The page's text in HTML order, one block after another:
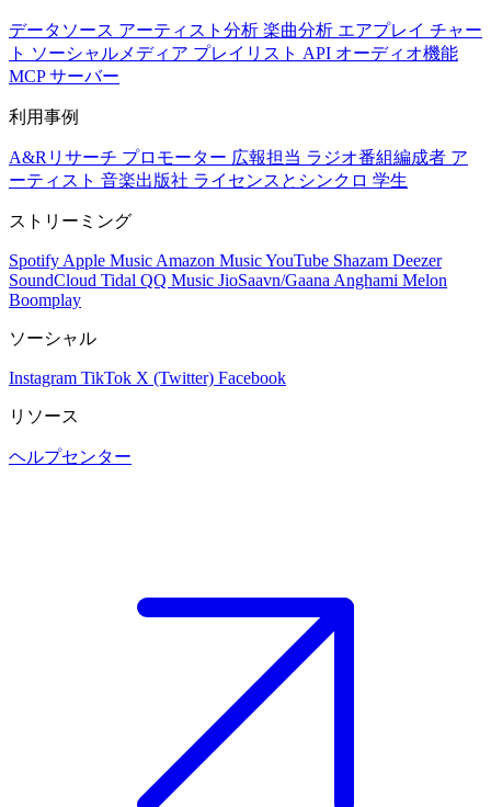
データソース アーティスト分析 楽曲分析 エアプレイ チャー
ト ソーシャルメディア プレイリスト API オーディオ機能
MCP サーバー
利用事例
A&Rリサーチ プロモーター 広報担当 ラジオ番組編成者 ア
ーティスト 音楽出版社 ライセンスとシンクロ 学生
ストリーミング
Spotify Apple Music Amazon MusicYouTube Shazam Deezer
SoundCloud Tidal QQ Music JioSaavn/Gaana Anghami Melon
Boomplay
ソーシャル
Instagram TikTok X (Twitter) Facebook
リソース
ヘルプセンター